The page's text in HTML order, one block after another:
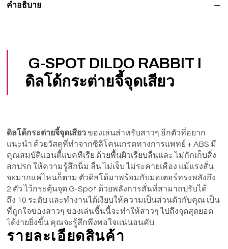
คำอธิบาย
G-SPOT DILDO RABBIT I
ดิลโด้กระต่ายจี้จุดเสียว
ดิลโด้กระต่ายจี้จุดเสียวของเล่นสำหรับสาวๆ อีกตัวที่อยาก
แนะนำ ด้วยวัสดุที่ทำจากซิลิโคนเกรดทางการแพทย์ + ABS มี
คุณสมบัติแอนตี้แบคทีเรีย ด้วยพื้นผิวเรียบลื่นและ ไม่กักเก็บสิ่ง
สกปรก ให้ความรู้สึกนิ่ม ลื่น ไม่เจ็บ ไม่ระคายเคือง แม้แรงสั่น
จะมากแค่ไหนก็ตาม ตัวดิลโด้มาพร้อมกับมอเตอร์ทรงพลังถึง
2 ตัว ไว้กระตุ้นจุด G-Spot ด้วยพลังการสั่นที่สามาถปรับได้
ถึง 10 ระดับ และทำงานได้เงียบให้ความเป็นส่วนตัวกับคุณ เป็น
ที่ถูกใจของสาวๆ ของเล่นชี้นนี้จะทำให้สาวๆ ไปถึงจุดสุดยอด
ได้ง่ายยิ่งขึ้น คุณจะรู้สึกพึงพอใจแน่นอนคับ
รายละเอียดสินค้า